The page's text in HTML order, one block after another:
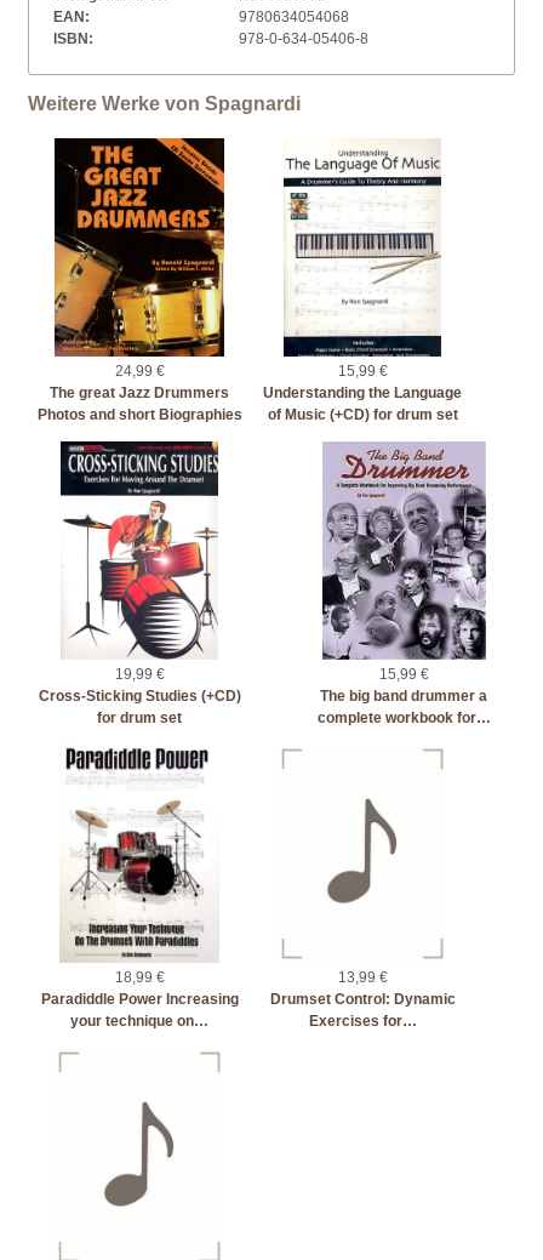
EAN:
9780634054068
ISBN:
978-0-634-05406-8
Weitere Werke von Spagnardi
24,99 €
The great Jazz Drummers
Photos and short Biographies
15,99 €
Understanding the Language
of Music (+CD) for drum set
19,99 €
Cross-Sticking Studies (+CD)
for drum set
15,99 €
The big band drummer a
complete workbook for…
18,99 €
Paradiddle Power Increasing
your technique on…
13,99 €
Drumset Control: Dynamic
Exercises for…